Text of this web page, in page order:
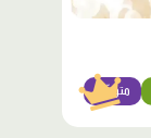
متوسّط